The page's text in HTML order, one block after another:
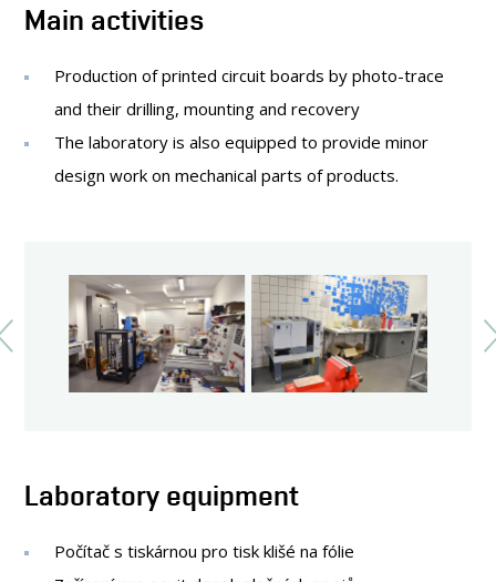
CONTACT
Main activities
Production of printed circuit boards by photo-trace
and their drilling, mounting and recovery
The laboratory is also equipped to provide minor
design work on mechanical parts of products.
Laboratory equipment
Počítač s tiskárnou pro tisk klišé na fólie